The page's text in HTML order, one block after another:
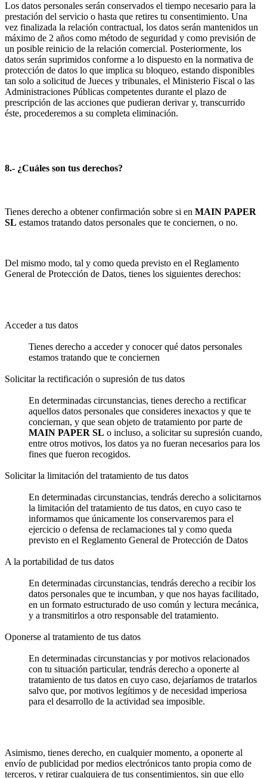
Los datos personales serán conservados el tiempo necesario para la
prestación del servicio o hasta que retires tu consentimiento. Una
vez finalizada la relación contractual, los datos serán mantenidos un
máximo de 2 años como método de seguridad y como previsión de
un posible reinicio de la relación comercial. Posteriormente, los
datos serán suprimidos conforme a lo dispuesto en la normativa de
protección de datos lo que implica su bloqueo, estando disponibles
tan solo a solicitud de Jueces y tribunales, el Ministerio Fiscal o las
Administraciones Públicas competentes durante el plazo de
prescripción de las acciones que pudieran derivar y, transcurrido
éste, procederemos a su completa eliminación.
8.- ¿Cuáles son tus derechos?
Tienes derecho a obtener confirmación sobre si en MAIN PAPER
SL estamos tratando datos personales que te conciernen, o no.
Del mismo modo, tal y como queda previsto en el Reglamento
General de Protección de Datos, tienes los siguientes derechos:
Acceder a tus datos
Tienes derecho a acceder y conocer qué datos personales
estamos tratando que te conciernen
Solicitar la rectificación o supresión de tus datos
En determinadas circunstancias, tienes derecho a rectificar
aquellos datos personales que consideres inexactos y que te
conciernan, y que sean objeto de tratamiento por parte de
MAIN PAPER SL o incluso, a solicitar su supresión cuando,
entre otros motivos, los datos ya no fueran necesarios para los
fines que fueron recogidos.
Solicitar la limitación del tratamiento de tus datos
En determinadas circunstancias, tendrás derecho a solicitarnos
la limitación del tratamiento de tus datos, en cuyo caso te
informamos que únicamente los conservaremos para el
ejercicio o defensa de reclamaciones tal y como queda
previsto en el Reglamento General de Protección de Datos
A la portabilidad de tus datos
En determinadas circunstancias, tendrás derecho a recibir los
datos personales que te incumban, y que nos hayas facilitado,
en un formato estructurado de uso común y lectura mecánica,
y a transmitirlos a otro responsable del tratamiento.
Oponerse al tratamiento de tus datos
En determinadas circunstancias y por motivos relacionados
con tu situación particular, tendrás derecho a oponerte al
tratamiento de tus datos en cuyo caso, dejaríamos de tratarlos
salvo que, por motivos legítimos y de necesidad imperiosa
para el desarrollo de la actividad sea imposible.
Asimismo, tienes derecho, en cualquier momento, a oponerte al
envío de publicidad por medios electrónicos tanto propia como de
terceros, y retirar cualquiera de tus consentimientos, sin que ello